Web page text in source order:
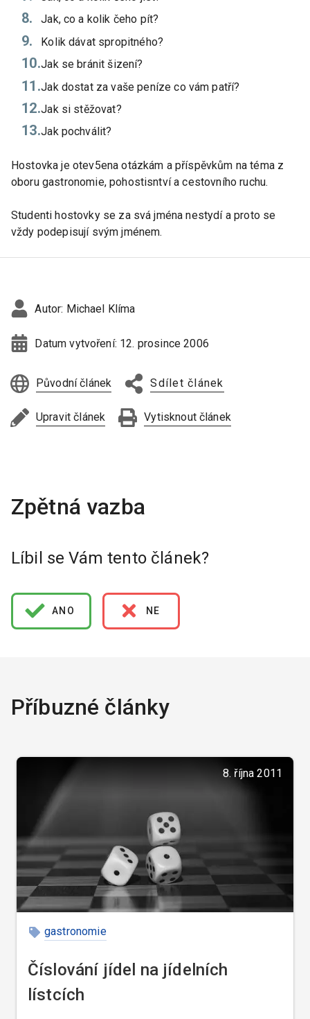
Jak, co a kolik čeho pít?
Kolik dávat spropitného?
Jak se bránit šizení?
Jak dostat za vaše peníze co vám patří?
Jak si stěžovat?
Jak pochválit?
Hostovka je otev5ena otázkám a příspěvkům na téma z
oboru gastronomie, pohostisntví a cestovního ruchu.
Studenti hostovky se za svá jména nestydí a proto se
vždy podepisují svým jménem.
Autor: Michael Klíma
Datum vytvoření: 12. prosince 2006
Původní článek Sdílet článek
Upravit článek Vytisknout článek
Líbil se Vám tento článek?
ANO NE
Příbuzné články
8. října 2011
gastronomie
Číslování jídel na jídelních
lístcích